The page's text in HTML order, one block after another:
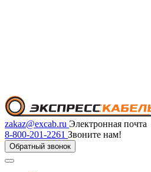
zakaz@excab.ru Электронная почта
8-800-201-2261 Звоните нам!
Обратный звонок